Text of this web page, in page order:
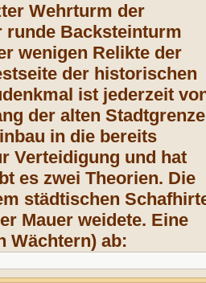
Wehrturm der
runde Backsteinturm
wenigen Relikte der
der historischen
ist jederzeit
der alten Stadtgrenze
in die bereits
Verteidigung und hat
es zwei Theorien. Die
städtischen
Mauer weidete. Eine
Wächtern) ab: